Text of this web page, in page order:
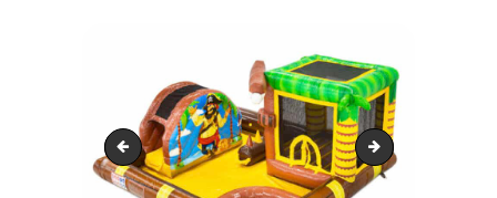
Pirate parc 2 Dino Parc 1